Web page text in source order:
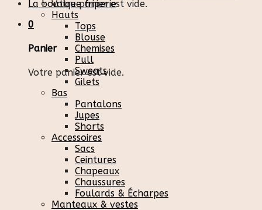
Votre panier est vide.
0
Panier
Votre panier est vide.
La boutique friperie
Hauts
Tops
Blouse
Chemises
Pull
Sweats
Gilets
Bas
Pantalons
Jupes
Shorts
Accessoires
Sacs
Ceintures
Chapeaux
Chaussures
Foulards & Écharpes
Manteaux & vestes